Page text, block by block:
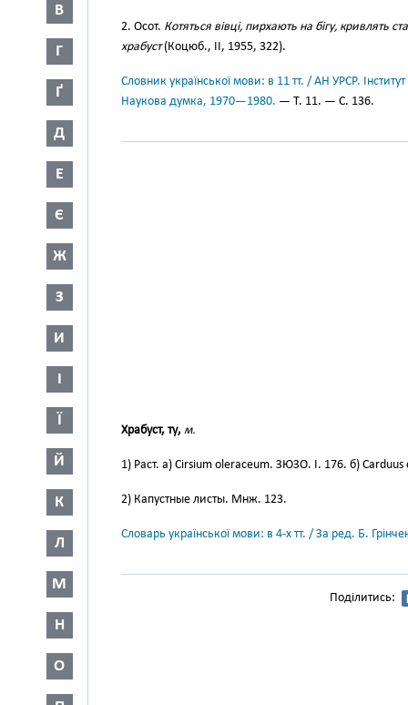
В
Г
Ґ
Д
Е
Є
Ж
З
И
І
Ї
Й
К
Л
М
Н
О
2. Осот. Котяться вівці, пирхають на бігу, кривлять
храбуст(Коцюб., II, 1955, 322).
Словник української мови: в 11 тт. / АН УРСР.
Наукова думка, 1970—1980. — Т. 11. — С. 136.
Храбуст, ту, м.
1) Раст. а) Cirsium oleraceum. ЗЮЗО. І. 176. б)
2) Капустные листы. Мнж. 123.
Словарь української мови: в 4-х тт. / За ред. Б.
Поділитись: